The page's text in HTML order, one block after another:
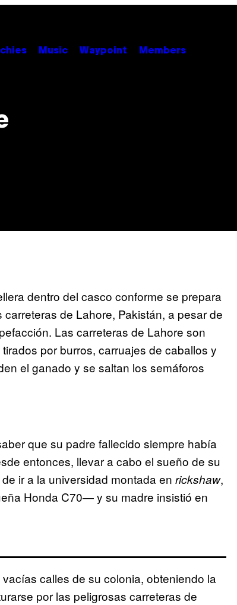
Music Waypoint Members
dentro del casco conforme se prepara
de Lahore, Pakistán, a pesar de
Las carreteras de Lahore son
por burros, carruajes de caballos y
el ganado y se saltan los semáforos
que su padre fallecido siempre había
entonces, llevar a cabo el sueño de su
ir a la universidad montada en rickshaw,
Honda C70— y su madre insistió en
calles de su colonia, obteniendo la
por las peligrosas carreteras de